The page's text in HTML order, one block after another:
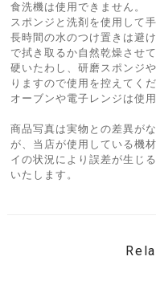
食洗機は使用できません。
スポンジと洗剤を使用して
長時間の水のつけ置きは避
で拭き取るか自然乾燥させて
硬いたわし、研磨スポンジ
りますので使用を控えてくだ
オーブンや電子レンジは使
商品写真は実物との差異が
が、当店が使用している機
イの状況により誤差が生じ
いたします。